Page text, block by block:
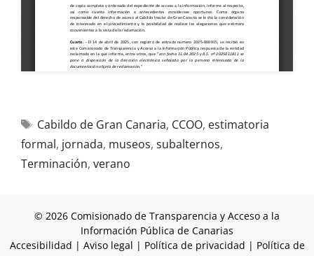
Cabildo de Gran Canaria, CCOO, estimatoria
formal, jornada, museos, subalternos,
Terminación, verano
© 2026 Comisionado de Transparencia y Acceso a la
Información Pública de Canarias
Accesibilidad | Aviso legal | Política de privacidad | Política de